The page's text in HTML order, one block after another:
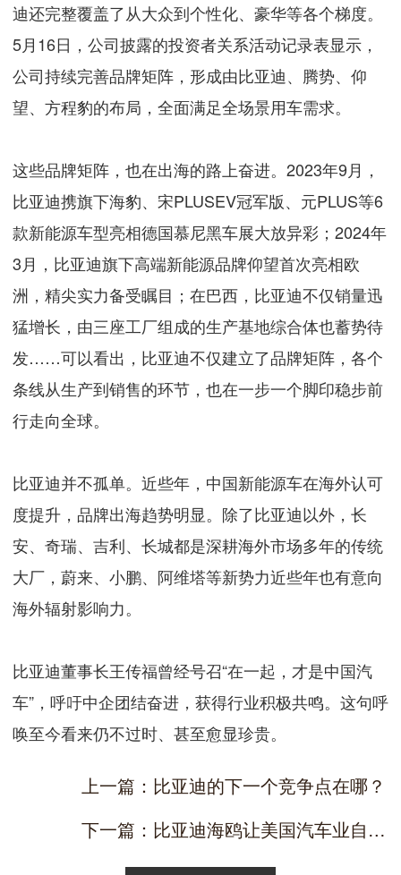
迪还完整覆盖了从大众到个性化、豪华等各个梯度。
5月16日，公司披露的投资者关系活动记录表显示，
公司持续完善品牌矩阵，形成由比亚迪、腾势、仰
望、方程豹的布局，全面满足全场景用车需求。
这些品牌矩阵，也在出海的路上奋进。2023年9月，
比亚迪携旗下海豹、宋PLUSEV冠军版、元PLUS等6
款新能源车型亮相德国慕尼黑车展大放异彩；2024年
3月，比亚迪旗下高端新能源品牌仰望首次亮相欧
洲，精尖实力备受瞩目；在巴西，比亚迪不仅销量迅
猛增长，由三座工厂组成的生产基地综合体也蓄势待
发……可以看出，比亚迪不仅建立了品牌矩阵，各个
条线从生产到销售的环节，也在一步一个脚印稳步前
行走向全球。
比亚迪并不孤单。近些年，中国新能源车在海外认可
度提升，品牌出海趋势明显。除了比亚迪以外，长
安、奇瑞、吉利、长城都是深耕海外市场多年的传统
大厂，蔚来、小鹏、阿维塔等新势力近些年也有意向
海外辐射影响力。
比亚迪董事长王传福曾经号召“在一起，才是中国汽
车”，呼吁中企团结奋进，获得行业积极共鸣。这句呼
唤至今看来仍不过时、甚至愈显珍贵。
上一篇：比亚迪的下一个竞争点在哪？
下一篇：比亚迪海鸥让美国汽车业自乱阵脚？